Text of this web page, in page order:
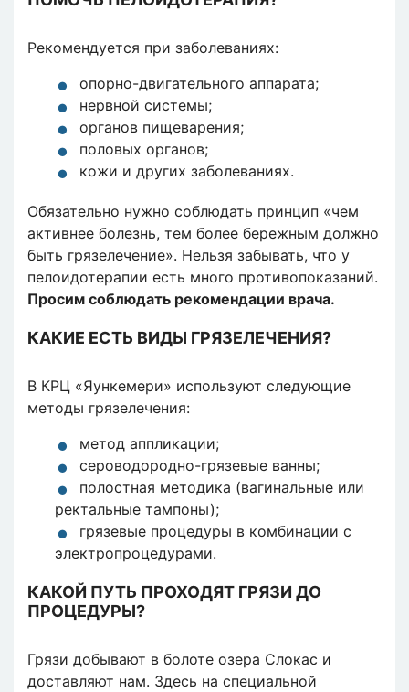
Рекомендуется при заболеваниях:
опорно-двигательного аппарата;
нервной системы;
органов пищеварения;
половых органов;
кожи и других заболеваниях.
Обязательно нужно соблюдать принцип «чем
активнее болезнь, тем более бережным должно
быть грязелечение». Нельзя забывать, что у
пелоидотерапии есть много противопоказаний.
Просим соблюдать рекомендации врача.
КАКИЕ ЕСТЬ ВИДЫ ГРЯЗЕЛЕЧЕНИЯ?
В КРЦ «Яункемери» используют следующие
методы грязелечения:
метод аппликации;
сероводородно-грязевые ванны;
полостная методика (вагинальные или
ректальные тампоны);
грязевые процедуры в комбинации с
электропроцедурами.
КАКОЙ ПУТЬ ПРОХОДЯТ ГРЯЗИ ДО
ПРОЦЕДУРЫ?
Грязи добывают в болоте озера Слокас и
доставляют нам. Здесь на специальной